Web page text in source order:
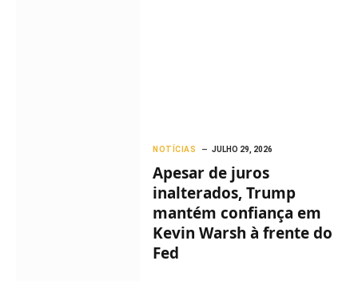
NOTÍCIAS JULHO 29, 2026
Apesar de juros
inalterados, Trump
mantém confiança em
Kevin Warsh à frente do
Fed